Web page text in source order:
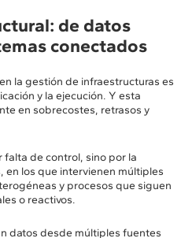
de datos
conectados
la gestión de infraestructuras es
y la ejecución. Y esta
en sobrecostes, retrasos y
falta de control, sino por la
en los que intervienen múltiples
y procesos que siguen
o reactivos.
datos desde múltiples fuentes